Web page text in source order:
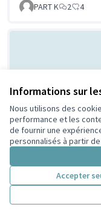
Informations sur
Nous utilisons des
performance et les
de fournir une
personnalisés à partir
Accepter
PART K
2 4
Création d'un
sécurité et la
Parc Jacques
Piégay Bullion
1